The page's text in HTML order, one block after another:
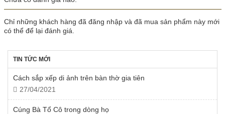
Chỉ những khách hàng đã đăng nhập và đã mua sản phẩm này mới
có thể để lại đánh giá.
TIN TỨC MỚI
Cách sắp xếp di ảnh trên bàn thờ gia tiên
27/04/2021
Cúng Bà Tổ Cô trong dòng họ